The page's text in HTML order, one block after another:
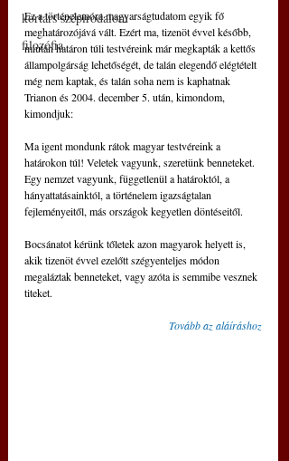
kortárs szépirodalom
filozófia
Ez a történelemóra magyarságtudatom egyik fő
meghatározójává vált. Ezért ma, tizenöt évvel később,
miután határon túli testvéreink már megkapták a kettős
állampolgárság lehetőségét, de talán elegendő elégtételt
még nem kaptak, és talán soha nem is kaphatnak
Trianon és 2004. december 5. után, kimondom,
kimondjuk:
Ma igent mondunk rátok magyar testvéreink a
határokon túl! Veletek vagyunk, szeretünk benneteket.
Egy nemzet vagyunk, függetlenül a határoktól, a
hányattatásainktól, a történelem igazságtalan
fejleményeitől, más országok kegyetlen döntéseitől.
Bocsánatot kérünk tőletek azon magyarok helyett is,
akik tizenöt évvel ezelőtt szégyenteljes módon
megaláztak benneteket, vagy azóta is semmibe vesznek
titeket.
Tovább az aláíráshoz